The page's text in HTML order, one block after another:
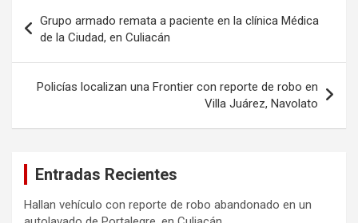
de
entradas
Grupo armado remata a paciente en la clínica Médica
de la Ciudad, en Culiacán
Policías localizan una Frontier con reporte de robo en
Villa Juárez, Navolato
Entradas Recientes
Hallan vehículo con reporte de robo abandonado en un